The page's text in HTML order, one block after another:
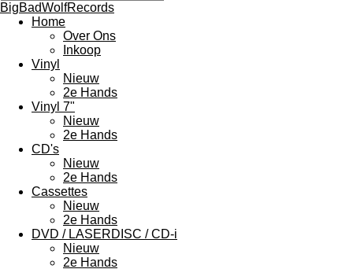
BigBadWolfRecords
Home
Over Ons
Inkoop
Vinyl
Nieuw
2e Hands
Vinyl 7"
Nieuw
2e Hands
CD's
Nieuw
2e Hands
Cassettes
Nieuw
2e Hands
DVD / LASERDISC / CD-i
Nieuw
2e Hands